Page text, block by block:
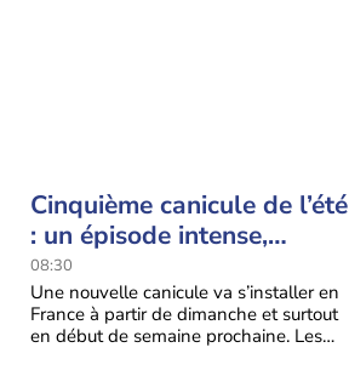
Cinquième canicule de l’été
: un épisode intense,
durable et étendu la
semaine prochaine
08:30
Une nouvelle canicule va s’installer en
France à partir de dimanche et surtout
en début de semaine prochaine. Les